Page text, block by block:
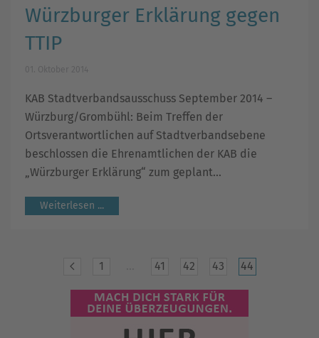
Würzburger Erklärung gegen
TTIP
KAB Stadtverbandsausschuss September 2014 –
Würzburg/Grombühl: Beim Treffen der
Ortsverantwortlichen auf Stadtverbandsebene
beschlossen die Ehrenamtlichen der KAB die
„Würzburger Erklärung“ zum geplant...
Weiterlesen ...
1 41 42 43 44